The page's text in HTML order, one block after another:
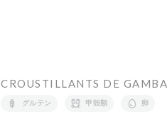
CROUSTILLANTS DE
グルテン 甲殻類 卵